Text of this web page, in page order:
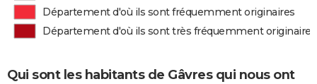
Département d'où ils sont fréquemment originaires
Département d'où ils sont très fréquemment originaires
Qui sont les habitants de Gâvres qui nous ont